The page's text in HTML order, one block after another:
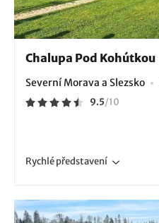
Chalupa Pod Kohútkou
Severní Morava a Slezsko
9.5/10
Rychlépředstavení